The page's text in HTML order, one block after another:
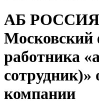
АБ
Московский
работника «анон
сотрудник)»
компании